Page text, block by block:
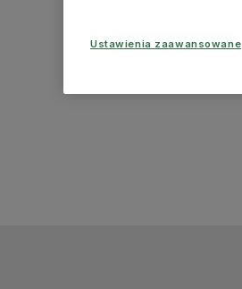
Ustawienia zaawansowane